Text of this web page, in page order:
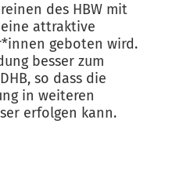
des HBW mit
attraktive
geboten wird.
besser zum
so dass die
in weiteren
erfolgen kann.